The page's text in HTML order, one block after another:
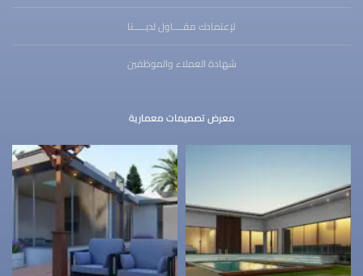
لإعتمادك مقــــاول لديـــــنا
شهادة العملاء والموظفين
معرض تصميمات معمارية